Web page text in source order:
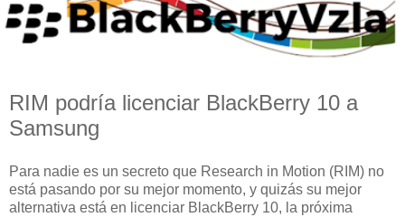
RIM podría licenciar BlackBerry 10 a
Samsung
Para nadie es un secreto que Research in Motion (RIM) no
está pasando por su mejor momento, y quizás su mejor
alternativa está en licenciar BlackBerry 10, la próxima